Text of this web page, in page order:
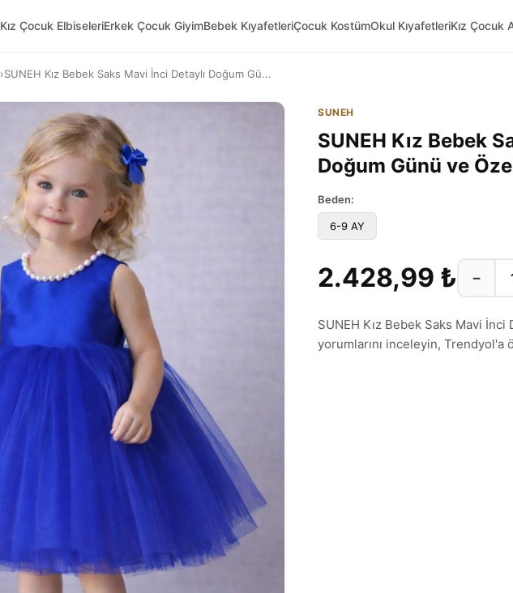
Kız Çocuk ElbiseleriErkek Çocuk GiyimBebek KıyafetleriÇocuk KostümOkul KıyafetleriKız Çocuk
›SUNEH Kız Bebek Saks Mavi İnci Detaylı Doğum Gü...
SUNEH
SUNEH Kız Bebek
Doğum Günü ve
Beden:
6-9 AY
2.428,99 ₺ −
SUNEH Kız Bebek Saks Mavi
yorumlarını inceleyin, Trendyol'a